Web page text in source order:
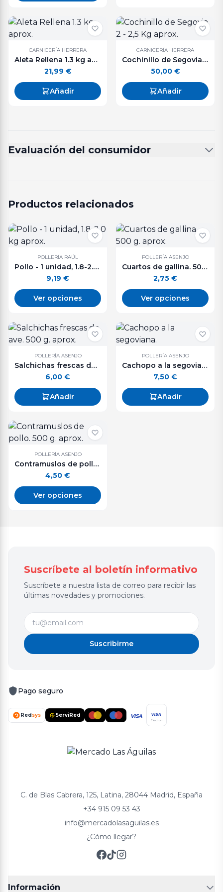
CARNICERÍA HERRERA
Aleta Rellena 1.3 kg aprox.
21,99 €
Añadir
CARNICERÍA HERRERA
Cochinillo de Segovia 2 - 2,5 Kg aprox.
50,00 €
Añadir
Evaluación del consumidor
Productos relacionados
POLLERÍA RAÚL
Pollo - 1 unidad, 1.8-2.0 kg aprox.
9,19 €
Ver opciones
POLLERÍA ASENJO
Cuartos de gallina. 500 g. aprox.
2,75 €
Ver opciones
POLLERÍA ASENJO
Salchichas frescas de ave. 500 g. aprox.
6,00 €
Añadir
POLLERÍA ASENJO
Cachopo a la segoviana.
7,50 €
Añadir
POLLERÍA ASENJO
Contramuslos de pollo. 500 g. aprox.
4,50 €
Ver opciones
Suscríbete al boletín informativo
Suscríbete a nuestra lista de correo para recibir las
últimas novedades y promociones.
Suscribirme
Pago seguro
Redsys ServiRed VISA VISA
Electron
C. de Blas Cabrera, 125, Latina, 28044 Madrid, España
+34 915 09 53 43
info@mercadolasaguilas.es
¿Cómo llegar?
Información